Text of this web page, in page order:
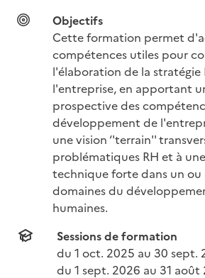
Objectifs
Cette formation permet
compétences utiles pour
l'élaboration de la stratégie
l'entreprise, en apportant
prospective des
développement de
une vision ‘'terrain''
problématiques RH et à
technique forte dans un ou
domaines du
humaines.
Sessions de formation
du 1 oct. 2025 au 30 sept.
du 1 sept. 2026 au 31 août